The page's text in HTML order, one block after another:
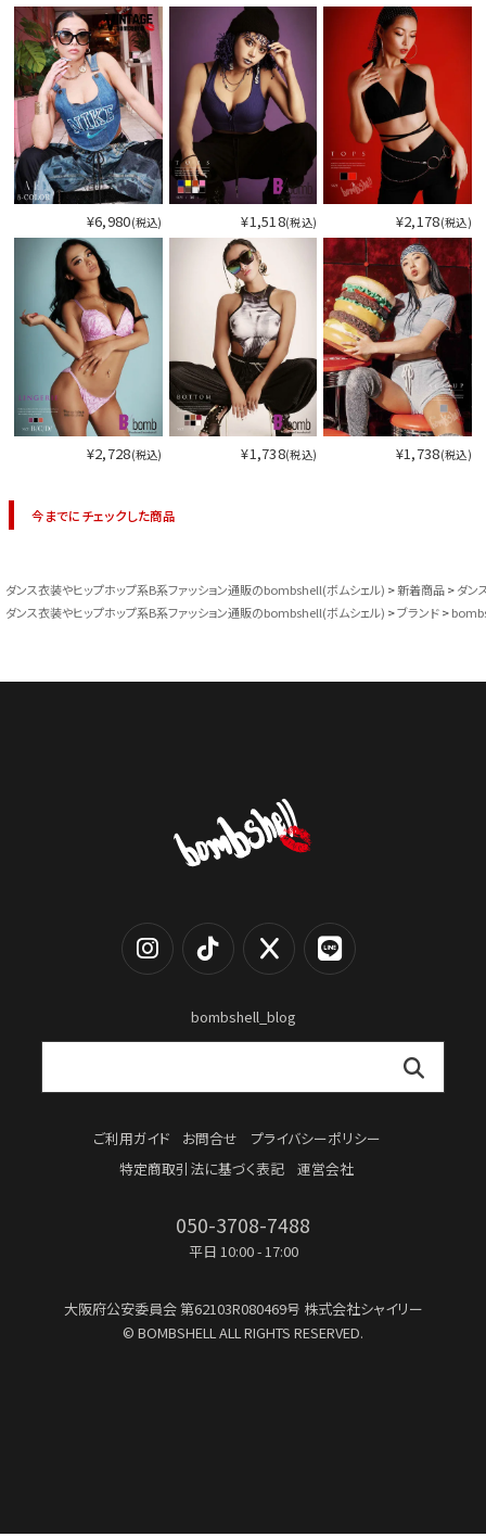
¥6,980(税込) ¥1,518(税込) ¥2,178(税込)
¥2,728(税込) ¥1,738(税込) ¥1,738(税込)
今までにチェックした商品
ダンス衣装やヒップホップ系B系ファッション通販のbombshell(ボムシェル) 新着商品
ダン
ダンス衣装やヒップホップ系B系ファッション通販のbombshell(ボムシェル)
ブランド
bombshell_blog
ご利用ガイド お問合せ
プライバシーポリシー
特定商取引法に基づく表記
運営会社
050-3708-7488
平日 10:00 - 17:00
大阪府公安委員会第62103R080469号 株式会社シャイリー
© BOMBSHELL ALL RIGHTS RESERVED.